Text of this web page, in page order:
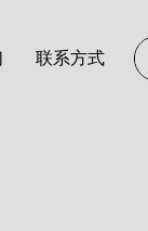
联系方式